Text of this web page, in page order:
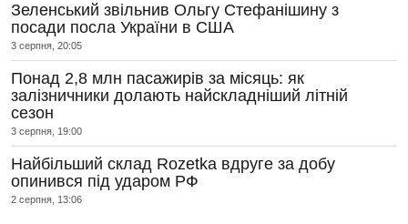
Зеленський звільнив Ольгу Стефанішину з
посади посла України в США
3 серпня, 20:05
Понад 2,8 млн пасажирів за місяць: як
залізничники долають найскладніший літній
сезон
3 серпня, 19:00
Найбільший склад Rozetka вдруге за добу
опинився під ударом РФ
2 серпня, 13:06